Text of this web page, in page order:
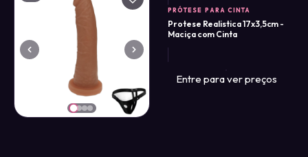
PRÓTESE PARA CINTA
Protese Realistica 17x3,5cm -
Maciça com Cinta
Entre para ver preços